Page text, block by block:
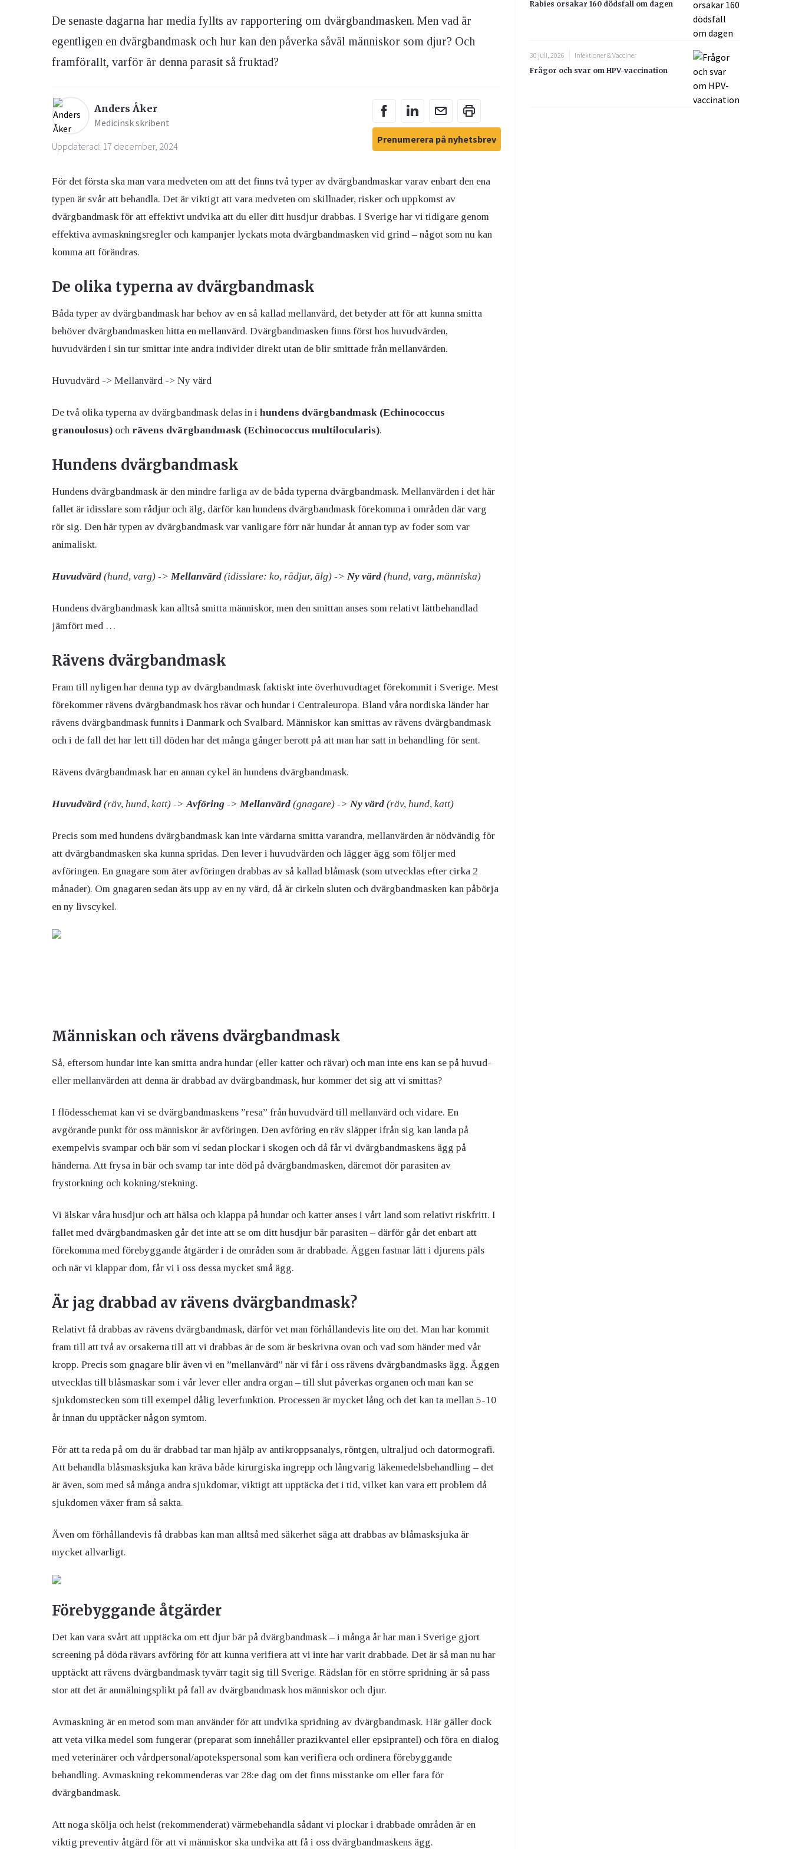
Ögon & Öron
De senaste dagarna har media fyllts av rapportering om dvärgbandmasken. Men vad är
egentligen en dvärgbandmask och hur kan den påverka såväl människor som djur? Och
framförallt, varför är denna parasit så fruktad?
Anders Åker
Medicinsk skribent
Uppdaterad: 17 december, 2024
Prenumerera på nyhetsbrev
För det första ska man vara medveten om att det finns två typer av dvärgbandmaskar varav enbart den ena
typen är svår att behandla. Det är viktigt att vara medveten om skillnader, risker och uppkomst av
dvärgbandmask för att effektivt undvika att du eller ditt husdjur drabbas. I Sverige har vi tidigare genom
effektiva avmaskningsregler och kampanjer lyckats mota dvärgbandmasken vid grind – något som nu kan
komma att förändras.
De olika typerna av dvärgbandmask
Båda typer av dvärgbandmask har behov av en så kallad mellanvärd, det betyder att för att kunna smitta
behöver dvärgbandmasken hitta en mellanvärd. Dvärgbandmasken finns först hos huvudvärden,
huvudvärden i sin tur smittar inte andra individer direkt utan de blir smittade från mellanvärden.
Huvudvärd -> Mellanvärd -> Ny värd
De två olika typerna av dvärgbandmask delas in i hundens dvärgbandmask (Echinococcus
granoulosus) och rävens dvärgbandmask (Echinococcus multilocularis).
Hundens dvärgbandmask
Hundens dvärgbandmask är den mindre farliga av de båda typerna dvärgbandmask. Mellanvärden i det här
fallet är idisslare som rådjur och älg, därför kan hundens dvärgbandmask förekomma i områden där varg
rör sig. Den här typen av dvärgbandmask var vanligare förr när hundar åt annan typ av foder som var
animaliskt.
Huvudvärd (hund, varg) -> Mellanvärd (idisslare: ko, rådjur, älg) -> Ny värd (hund, varg, människa)
Hundens dvärgbandmask kan alltså smitta människor, men den smittan anses som relativt lättbehandlad
jämfört med …
Rävens dvärgbandmask
Fram till nyligen har denna typ av dvärgbandmask faktiskt inte överhuvudtaget förekommit i Sverige. Mest
förekommer rävens dvärgbandmask hos rävar och hundar i Centraleuropa. Bland våra nordiska länder har
rävens dvärgbandmask funnits i Danmark och Svalbard. Människor kan smittas av rävens dvärgbandmask
och i de fall det har lett till döden har det många gånger berott på att man har satt in behandling för sent.
Rävens dvärgbandmask har en annan cykel än hundens dvärgbandmask.
Huvudvärd (räv, hund, katt) ->Avföring -> Mellanvärd (gnagare) -> Ny värd (räv, hund, katt)
Precis som med hundens dvärgbandmask kan inte värdarna smitta varandra, mellanvärden är nödvändig för
att dvärgbandmasken ska kunna spridas. Den lever i huvudvärden och lägger ägg som följer med
avföringen. En gnagare som äter avföringen drabbas av så kallad blåmask (som utvecklas efter cirka 2
månader). Om gnagaren sedan äts upp av en ny värd, då är cirkeln sluten och dvärgbandmasken kan påbörja
en ny livscykel.
Människan och rävens dvärgbandmask
Så, eftersom hundar inte kan smitta andra hundar (eller katter och rävar) och man inte ens kan se på huvud-
eller mellanvärden att denna är drabbad av dvärgbandmask, hur kommer det sig att vi smittas?
I flödesschemat kan vi se dvärgbandmaskens ”resa” från huvudvärd till mellanvärd och vidare. En
avgörande punkt för oss människor är avföringen. Den avföring en räv släpper ifrån sig kan landa på
exempelvis svampar och bär som vi sedan plockar i skogen och då får vi dvärgbandmaskens ägg på
händerna. Att frysa in bär och svamp tar inte död på dvärgbandmasken, däremot dör parasiten av
frystorkning och kokning/stekning.
Vi älskar våra husdjur och att hälsa och klappa på hundar och katter anses i vårt land som relativt riskfritt. I
fallet med dvärgbandmasken går det inte att se om ditt husdjur bär parasiten – därför går det enbart att
förekomma med förebyggande åtgärder i de områden som är drabbade. Äggen fastnar lätt i djurens päls
och när vi klappar dom, får vi i oss dessa mycket små ägg.
Är jag drabbad av rävens dvärgbandmask?
Relativt få drabbas av rävens dvärgbandmask, därför vet man förhållandevis lite om det. Man har kommit
fram till att två av orsakerna till att vi drabbas är de som är beskrivna ovan och vad som händer med vår
kropp. Precis som gnagare blir även vi en ”mellanvärd” när vi får i oss rävens dvärgbandmasks ägg. Äggen
utvecklas till blåsmaskar som i vår lever eller andra organ – till slut påverkas organen och man kan se
sjukdomstecken som till exempel dålig leverfunktion. Processen är mycket lång och det kan ta mellan 5-10
år innan du upptäcker någon symtom.
För att ta reda på om du är drabbad tar man hjälp av antikroppsanalys, röntgen, ultraljud och datormografi.
Att behandla blåsmasksjuka kan kräva både kirurgiska ingrepp och långvarig läkemedelsbehandling – det
är även, som med så många andra sjukdomar, viktigt att upptäcka det i tid, vilket kan vara ett problem då
sjukdomen växer fram så sakta.
Även om förhållandevis få drabbas kan man alltså med säkerhet säga att drabbas av blåmasksjuka är
mycket allvarligt.
Förebyggande åtgärder
Det kan vara svårt att upptäcka om ett djur bär på dvärgbandmask – i många år har man i Sverige gjort
screening på döda rävars avföring för att kunna verifiera att vi inte har varit drabbade. Det är så man nu har
upptäckt att rävens dvärgbandmask tyvärr tagit sig till Sverige. Rädslan för en större spridning är så pass
stor att det är anmälningsplikt på fall av dvärgbandmask hos människor och djur.
Avmaskning är en metod som man använder för att undvika spridning av dvärgbandmask. Här gäller dock
att veta vilka medel som fungerar (preparat som innehåller prazikvantel eller epsiprantel) och föra en dialog
med veterinärer och vårdpersonal/apotekspersonal som kan verifiera och ordinera förebyggande
behandling. Avmaskning rekommenderas var 28:e dag om det finns misstanke om eller fara för
dvärgbandmask.
Att noga skölja och helst (rekommenderat) värmebehandla sådant vi plockar i drabbade områden är en
viktig preventiv åtgärd för att vi människor ska undvika att få i oss dvärgbandmaskens ägg.
Rabies orsakar 160 dödsfall om dagen
30 juli, 2026
Infektioner & Vacciner
Frågor och svar om HPV-vaccination